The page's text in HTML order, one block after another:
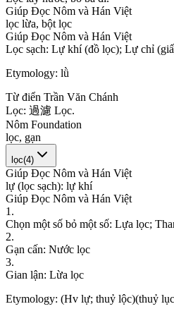
Giúp Đọc Nôm và Hán Việt
lọc lừa, bột lọc
Giúp Đọc Nôm và Hán Việt
Lọc sạch: Lự khí (đồ lọc); Lự chỉ (giấ
Etymology: lǜ
Từ điển Trần Văn Chánh
Lọc: 過濾 Lọc.
Nôm Foundation
lọc, gạn
lọc(4)
Giúp Đọc Nôm và Hán Việt
lự (lọc sạch): lự khí
Giúp Đọc Nôm và Hán Việt
1 .
Chọn một số bỏ một số: Lựa lọc; Tha
2.
Gạn cấn: Nước lọc
3.
Gian lận: Lừa lọc
Etymology: (Hv lự; thuỷ lộc)(thuỷ